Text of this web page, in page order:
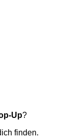
Up?
finden.